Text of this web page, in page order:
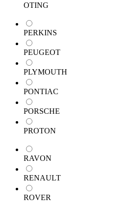
OTING
PERKINS
PEUGEOT
PLYMOUTH
PONTIAC
PORSCHE
PROTON
RAVON
RENAULT
ROVER